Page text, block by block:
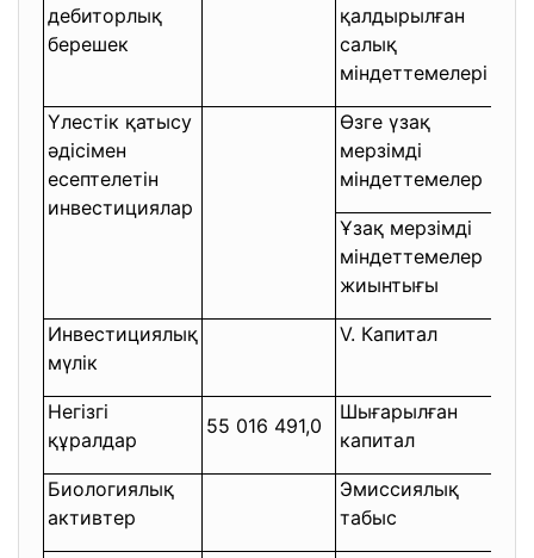
дебиторлық
берешек
қалдырылған
салық
міндеттемелері
Үлестік қатысу
әдісімен
есептелетін
инвестициялар
Өзге үзақ
мерзімді
міндеттемелер
Ұзақ мерзімді
міндеттемелер
жиынтығы
Инвестициялық
мүлік
V. Капитал
Негізгі
құралдар
55 016 491,0
Шығарылған
капитал
Биологиялық
активтер
Эмиссиялық
табыс